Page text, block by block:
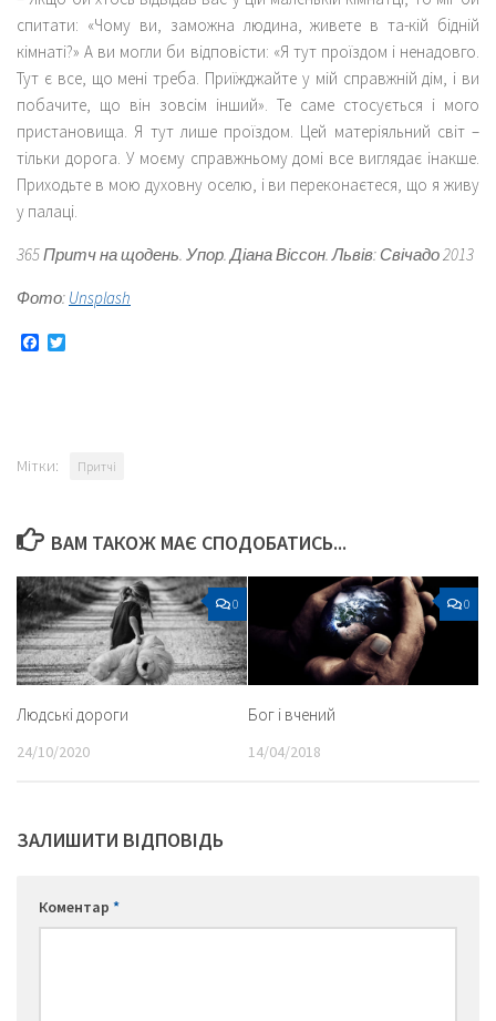
спитати: «Чому ви, заможна людина, живете в та-кій бідній
кімнаті?» А ви могли би відповісти: «Я тут проїздом і ненадовго.
Тут є все, що мені треба. Приїжджайте у мій справжній дім, і ви
побачите, що він зовсім інший». Те саме стосується і мого
пристановища. Я тут лише проїздом. Цей матеріяльний світ –
тільки дорога. У моєму справжньому домі все виглядає інакше.
Приходьте в мою духовну оселю, і ви переконаєтеся, що я живу
у палаці.
365 Притч на щодень. Упор. Діана Віссон. Львів: Свічадо 2013
Фото: Unsplash
Facebook
Мітки: Притчі
ВАМ ТАКОЖ МАЄ СПОДОБАТИСЬ...
0
Людські дороги
24/10/2020
0
Бог і вчений
14/04/2018
ЗАЛИШИТИ ВІДПОВІДЬ
Коментар *